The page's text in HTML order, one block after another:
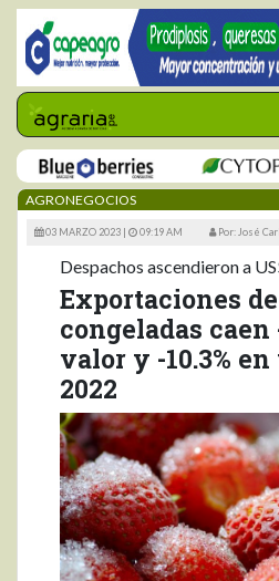
AGRONEGOCIOS
03 MARZO 2023 | 09:19 AM Por: José
Despachos ascendieron a
Exportaciones
congeladas caen
valor y -10.3%
2022